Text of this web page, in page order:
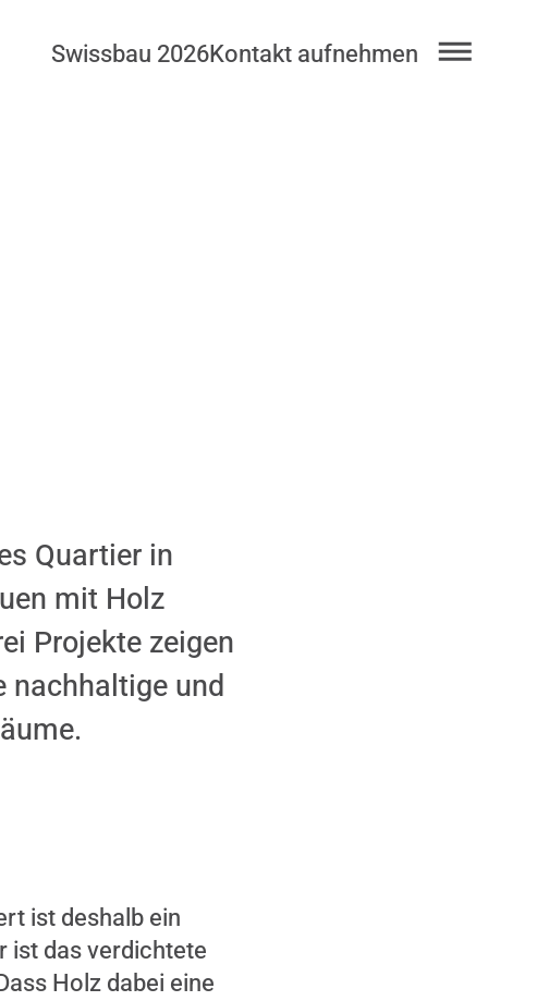
Swissbau 2026Kontakt aufnehmen
Quartier in
mit Holz
Projekte zeigen
nachhaltige und
dazu
Sie Marketing-
ist deshalb ein
ist das verdichtete
Holz dabei eine